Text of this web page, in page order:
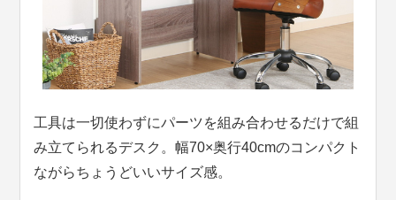
工具は一切使わずにパーツを組み合わせるだけで組
み立てられるデスク。幅70×奥行40cmのコンパクト
ながらちょうどいいサイズ感。